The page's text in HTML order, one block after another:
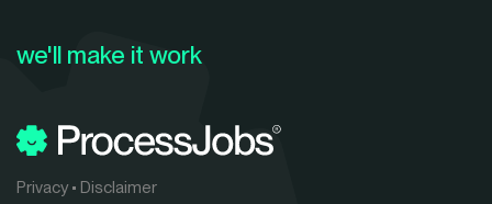
Privacy• Disclaimer
we'll make it work